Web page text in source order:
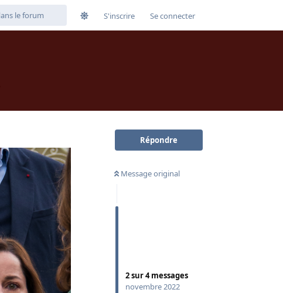
S'inscrire Se connecter
Répondre
Message original
2sur4messages
novembre 2022